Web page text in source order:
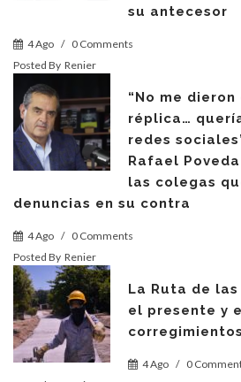
su antecesor
4 Ago / 0 Comments
Posted By Renier
“No me
réplica…
redes
Rafael
las colegas
denuncias en su contra
4 Ago / 0 Comments
Posted By Renier
La Ruta de
el presente y
4 Ago / 0